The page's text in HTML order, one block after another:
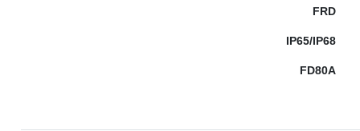
FRD
IP65/IP68
FD80A